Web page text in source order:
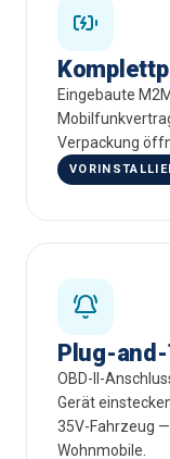
Eingebaute
Verpackung
Plug-
OBD-II-
Gerät
35V-Fahrzeug —
Wohnmobile.